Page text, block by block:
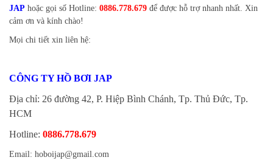
JAP hoặc gọi số Hotline: 0886.778.679 để được hỗ trợ nhanh nhất. Xin
cảm ơn và kính chào!
Mọi chi tiết xin liên hệ:
CÔNG TY HỒ BƠI JAP
Địa chỉ: 26 đường 42, P. Hiệp Bình Chánh, Tp. Thủ Đức, Tp.
HCM
Hotline: 0886.778.679
Email: hoboijap@gmail.com